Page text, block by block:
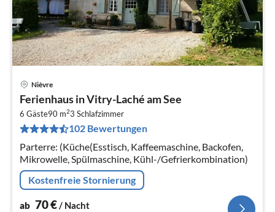
Nièvre
Ferienhaus in Vitry-Laché am See
6 Gäste90 m23 Schlafzimmer
102 Bewertungen
Parterre: (Küche(Esstisch, Kaffeemaschine, Backofen,
Mikrowelle, Spülmaschine, Kühl-/Gefrierkombination)
Kostenfreie Stornierung
ab 70€/ Nacht